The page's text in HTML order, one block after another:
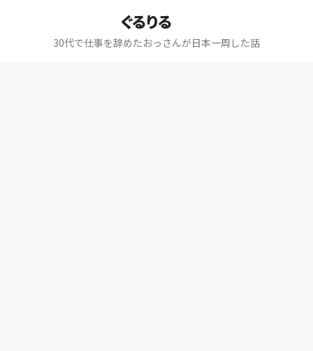
ぐるりる
30代で仕事を辞めたおっさんが日本一周した話